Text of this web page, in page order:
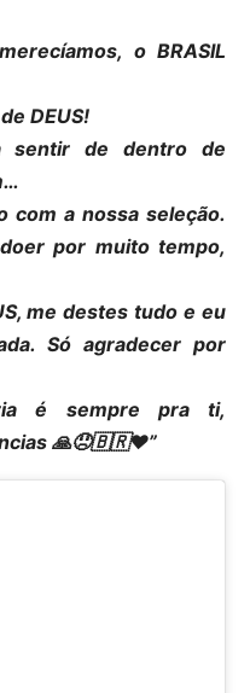
o BRASIL
DEUS!
sentir de dentro de
com a nossa seleção.
por muito tempo,
me destes tudo e eu
Só agradecer por
é sempre pra ti,
🙏😞🇧🇷❤️”